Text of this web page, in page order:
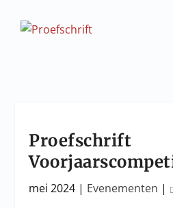
Proefschrift
mei 2024 | Evenementen |